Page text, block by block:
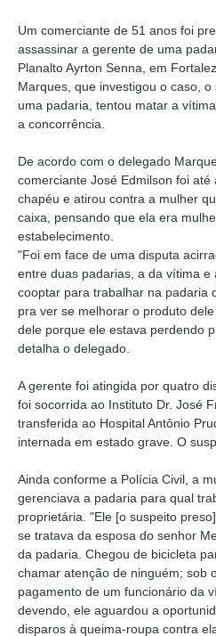
Um comerciante de 51 anos foi
assassinar a gerente de uma
Planalto Ayrton Senna, em
Marques, que investigou o caso,
uma padaria, tentou matar a
a concorrência.
De acordo com o delegado
comerciante José Edmilson foi
chapéu e atirou contra a mulher
caixa, pensando que ela era
estabelecimento.
"Foi em face de uma disputa
entre duas padarias, a da vítima e
cooptar para trabalhar na padaria
pra ver se melhorar o produto
dele porque ele estava perdendo
detalha o delegado.
A gerente foi atingida por quatro
foi socorrida ao Instituto Dr. José
transferida ao Hospital Antônio
internada em estado grave. O
Ainda conforme a Polícia Civil, a
gerenciava a padaria para qual
proprietária. "Ele [o suspeito
se tratava da esposa do senhor
da padaria. Chegou de bicicleta
chamar atenção de ninguém; sob
pagamento de um funcionário da
devendo, ele aguardou a
disparos à queima-roupa contra